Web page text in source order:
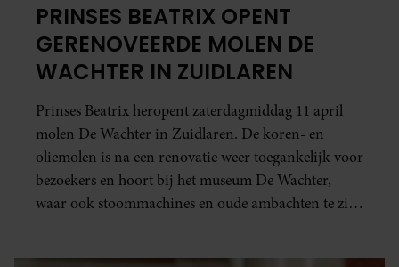
PRINSES BEATRIX OPENT
GERENOVEERDE MOLEN DE
WACHTER IN ZUIDLAREN
Prinses Beatrix heropent zaterdagmiddag 11 april
molen De Wachter in Zuidlaren. De koren- en
oliemolen is na een renovatie weer toegankelijk voor
bezoekers en hoort bij het museum De Wachter,
waar ook stoommachines en oude ambachten te zien